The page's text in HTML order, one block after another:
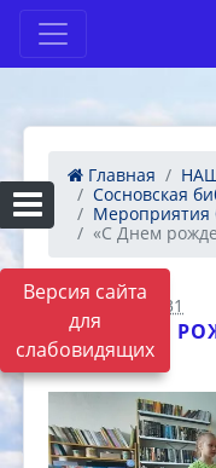
Версия сайта
для
слабовидящих
Главная
Сосновская
Мероприятия
«С Днем
20.11.2023 04:31
«С ДНЕМ